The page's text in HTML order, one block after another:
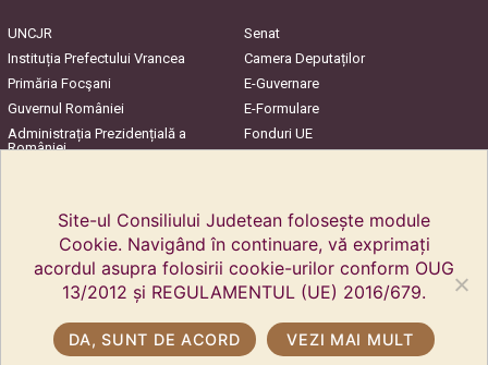
UNCJR
Senat
Instituția Prefectului Vrancea
Camera Deputaților
Primăria Focşani
E-Guvernare
Guvernul României
E-Formulare
Administrația Prezidențială a
României
Fonduri UE
Site-ul Consiliului Judetean folosește module
Cookie. Navigând în continuare, vă exprimați
acordul asupra folosirii cookie-urilor conform OUG
13/2012 și REGULAMENTUL (UE) 2016/679.
DA, SUNT DE ACORD VEZI MAI MULT